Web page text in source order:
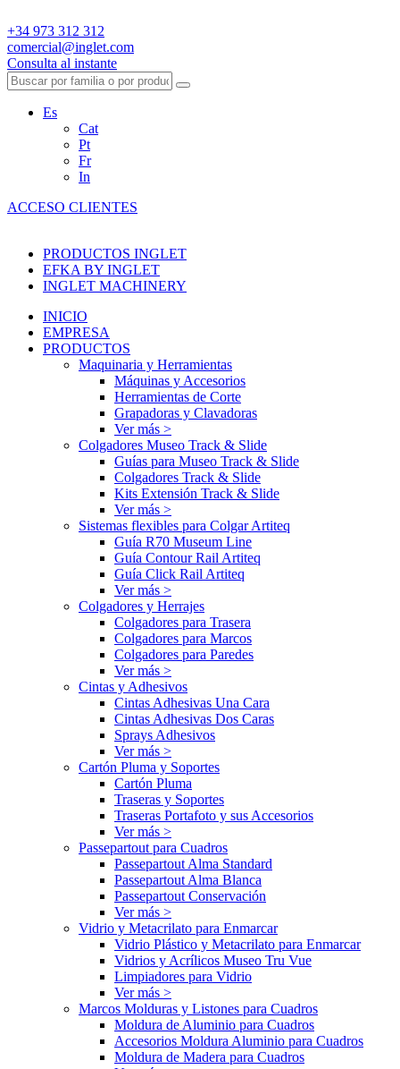
+34 973 312 312
comercial@inglet.com
Consulta al instante
Es
Cat
Pt
Fr
In
ACCESO CLIENTES
PRODUCTOS INGLET
EFKA BY INGLET
INGLET MACHINERY
INICIO
EMPRESA
PRODUCTOS
Maquinaria y Herramientas
Máquinas y Accesorios
Herramientas de Corte
Grapadoras y Clavadoras
Ver más >
Colgadores Museo Track & Slide
Guías para Museo Track & Slide
Colgadores Track & Slide
Kits Extensión Track & Slide
Ver más >
Sistemas flexibles para Colgar Artiteq
Guía R70 Museum Line
Guía Contour Rail Artiteq
Guía Click Rail Artiteq
Ver más >
Colgadores y Herrajes
Colgadores para Trasera
Colgadores para Marcos
Colgadores para Paredes
Ver más >
Cintas y Adhesivos
Cintas Adhesivas Una Cara
Cintas Adhesivas Dos Caras
Sprays Adhesivos
Ver más >
Cartón Pluma y Soportes
Cartón Pluma
Traseras y Soportes
Traseras Portafoto y sus Accesorios
Ver más >
Passepartout para Cuadros
Passepartout Alma Standard
Passepartout Alma Blanca
Passepartout Conservación
Ver más >
Vidrio y Metacrilato para Enmarcar
Vidrio Plástico y Metacrilato para Enmarcar
Vidrios y Acrílicos Museo Tru Vue
Limpiadores para Vidrio
Ver más >
Marcos Molduras y Listones para Cuadros
Moldura de Aluminio para Cuadros
Accesorios Moldura Aluminio para Cuadros
Moldura de Madera para Cuadros